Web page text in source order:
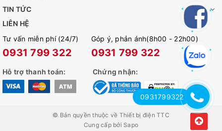
TIN TỨC
LIÊN HỆ
Tư vấn miễn phí (24/7)
0931 799 322
Góp ý, phản ánh(8h00 - 22h00)
0931 799 322
Hỗ trợ thanh toán: Chứng nhận:
© Bản quyền thuộc về Thiết bị điện TTC
Cung cấp bởi Sapo
0931799322